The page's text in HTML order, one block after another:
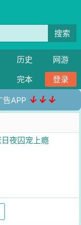
搜索
历史
网游
完本 登录
告APP ↓↓↓
夜囚宠上瘾